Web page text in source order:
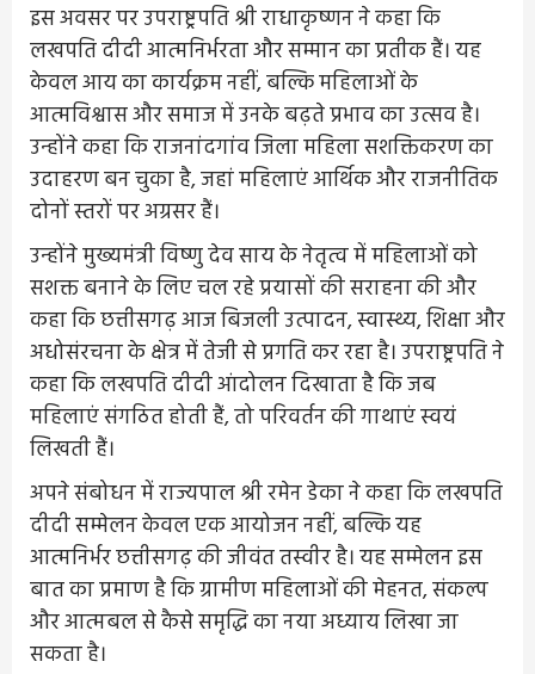
इस अवसर पर उपराष्ट्रपति श्री राधाकृष्णन ने कहा कि
लखपति दीदी आत्मनिर्भरता और सम्मान का प्रतीक हैं। यह
केवल आय का कार्यक्रम नहीं, बल्कि महिलाओं के
आत्मविश्वास और समाज में उनके बढ़ते प्रभाव का उत्सव है।
उन्होंने कहा कि राजनांदगांव जिला महिला सशक्तिकरण का
उदाहरण बन चुका है, जहां महिलाएं आर्थिक और राजनीतिक
दोनों स्तरों पर अग्रसर हैं।
उन्होंने मुख्यमंत्री विष्णु देव साय के नेतृत्व में महिलाओं को
सशक्त बनाने के लिए चल रहे प्रयासों की सराहना की और
कहा कि छत्तीसगढ़ आज बिजली उत्पादन, स्वास्थ्य, शिक्षा और
अधोसंरचना के क्षेत्र में तेजी से प्रगति कर रहा है। उपराष्ट्रपति ने
कहा कि लखपति दीदी आंदोलन दिखाता है कि जब
महिलाएं संगठित होती हैं, तो परिवर्तन की गाथाएं स्वयं
लिखती हैं।
अपने संबोधन में राज्यपाल श्री रमेन डेका ने कहा कि लखपति
दीदी सम्मेलन केवल एक आयोजन नहीं, बल्कि यह
आत्मनिर्भर छत्तीसगढ़ की जीवंत तस्वीर है। यह सम्मेलन इस
बात का प्रमाण है कि ग्रामीण महिलाओं की मेहनत, संकल्प
और आत्मबल से कैसे समृद्धि का नया अध्याय लिखा जा
सकता है।